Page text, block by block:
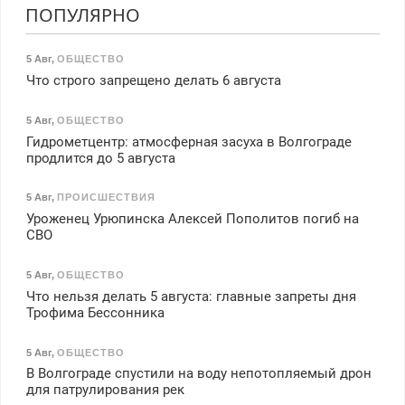
ПОПУЛЯРНО
5 Авг, ОБЩЕСТВО
Что строго запрещено делать 6 августа
5 Авг, ОБЩЕСТВО
Гидрометцентр: атмосферная засуха в Волгограде
продлится до 5 августа
5 Авг, ПРОИСШЕСТВИЯ
Уроженец Урюпинска Алексей Пополитов погиб на
СВО
5 Авг, ОБЩЕСТВО
Что нельзя делать 5 августа: главные запреты дня
Трофима Бессонника
5 Авг, ОБЩЕСТВО
В Волгограде спустили на воду непотопляемый дрон
для патрулирования рек